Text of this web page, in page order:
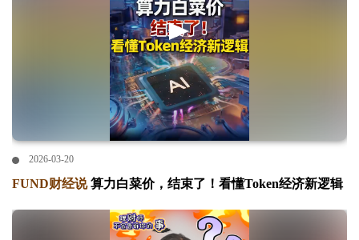
2026-03-20
FUND财经说算力白菜价，结束了！看懂Token经济新逻辑